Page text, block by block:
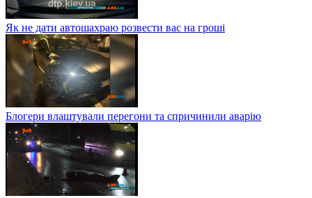
Як не дати автошахраю розвести вас на гроші
Блогери влаштували перегони та спричинили аварію